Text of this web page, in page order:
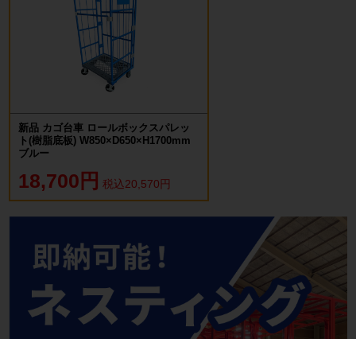
新品 カゴ台車 ロールボックスパレッ
ト(樹脂底板) W850×D650×H1700mm
ブルー
18,700円 税込20,570円